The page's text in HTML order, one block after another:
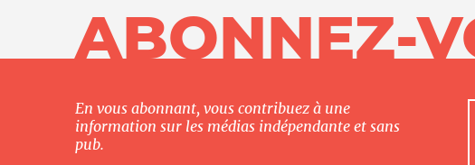
ABONNEZ-
En vous abonnant, vous contribuez à une
information sur les médias indépendante et sans
pub.